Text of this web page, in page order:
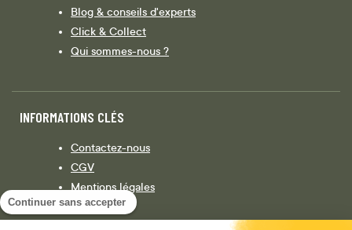
Continuer sans accepter
Blog & conseils d'experts
Click & Collect
Qui sommes-nous ?
INFORMATIONS CLÉS
Contactez-nous
CGV
Mentions légales
Législation